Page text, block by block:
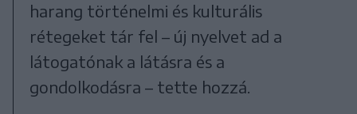
harang történelmi és kulturális
rétegeket tár fel – új nyelvet ad a
látogatónak a látásra és a
gondolkodásra – tette hozzá.